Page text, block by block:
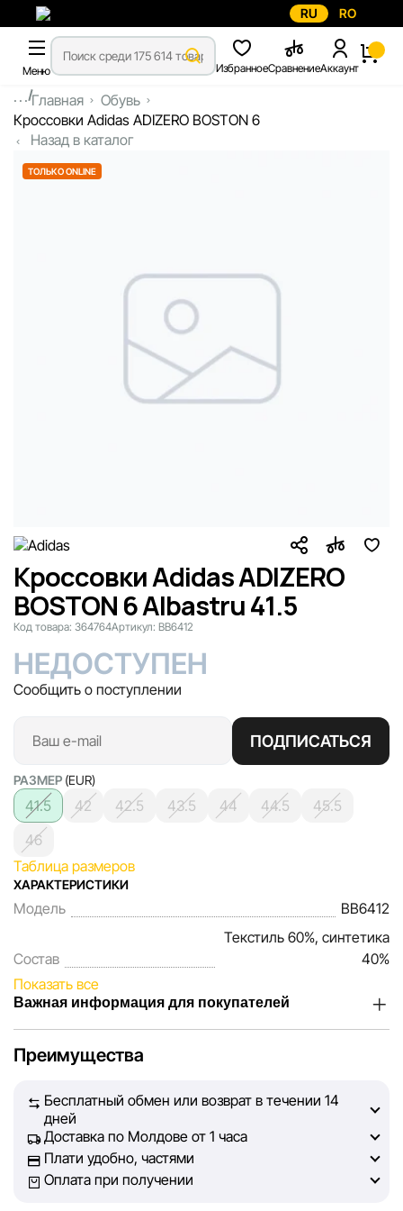
RU RO
Меню ИзбранноеСравнениеАккаунт
...Главная
Обувь
Кроссовки Adidas ADIZERO BOSTON 6
Назад в каталог
ТОЛЬКО ONLINE
Кроссовки Adidas ADIZERO
BOSTON 6 Albastru 41.5
Код товара: 364764Артикул: BB6412
НЕДОСТУПЕН
Сообщить о поступлении
ПОДПИСАТЬСЯ
РАЗМЕР (EUR)
41.5 42 42.5 43.5 44 44.5
45.5
46
Таблица размеров
ХАРАКТЕРИСТИКИ
Модель BB6412
Состав
Текстиль 60%, синтетика
40%
Показать все
Важная информация для покупателей
наших покупателей. Каждый день мы работаем над тем,
на сайте, была максимально полной, объективной и
актуальной. Наша цель — обеспечить вас достоверной
информацией, чтобы вы смогли принять лучшее
решение о покупке.
Преимущества
Бесплатный обмен или возврат в течении 14
дней
Доставка по Молдове от 1 часа
Плати удобно, частями
Оплата при получении